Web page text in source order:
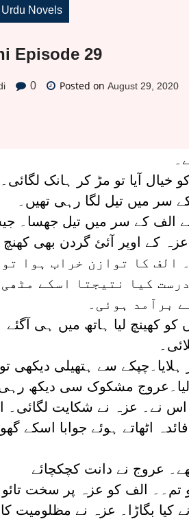
Urdu Novels
Episode 29
0 Posted on August 29, 2020
خیال آیا تو مڑ کر ہانک
سر میں تیل لگا رہی تھیں۔
نے الف کے سر میں تیل جھسا۔
کے اوپر آئئ گردن بھی
الف کا توازن خراب ہوا تو
کیا نتیجتا اسکے
برآمد ہوئی۔
کو کھینچ لیا ہاتھ میں ہی
سے ہتھیلی دیکھی
لیا۔عروج مشکوک سی دیکھ
اس نے۔ عزہ نے شکایت لگائی۔
اٹھاتے ہوئے جوابا اسکے
عروج نے دانت کچکچائے
الف کو عزہ پر سخت تائو
بگاڑا۔ عزہ نے مظلومیت کا